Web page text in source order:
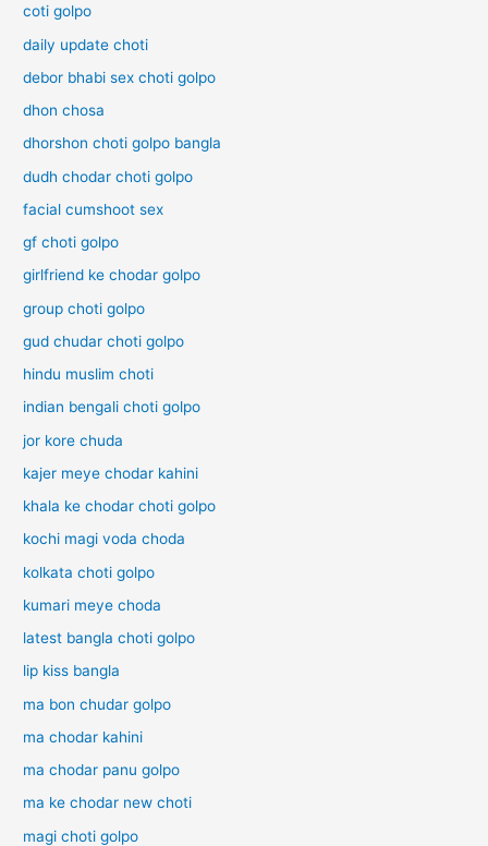
coti golpo
daily update choti
debor bhabi sex choti golpo
dhon chosa
dhorshon choti golpo bangla
dudh chodar choti golpo
facial cumshoot sex
gf choti golpo
girlfriend ke chodar golpo
group choti golpo
gud chudar choti golpo
hindu muslim choti
indian bengali choti golpo
jor kore chuda
kajer meye chodar kahini
khala ke chodar choti golpo
kochi magi voda choda
kolkata choti golpo
kumari meye choda
latest bangla choti golpo
lip kiss bangla
ma bon chudar golpo
ma chodar kahini
ma chodar panu golpo
ma ke chodar new choti
magi choti golpo